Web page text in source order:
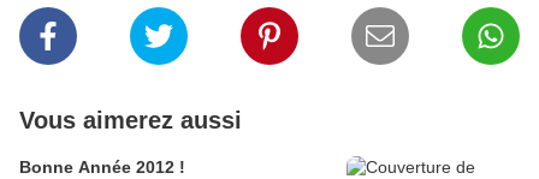
Vous aimerez aussi
Bonne Année 2012 !